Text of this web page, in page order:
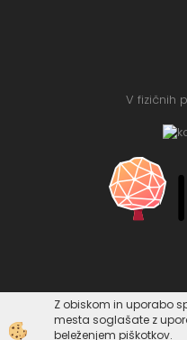
V fizičnih
Izdelava
Z obiskom in uporabo
mesta soglašate z
beleženjem piškotkov.